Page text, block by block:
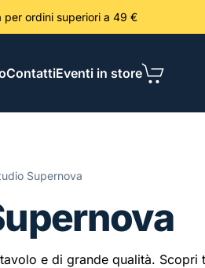
per ordini
ContattiEventi in store
Supernova
e di grande qualità.